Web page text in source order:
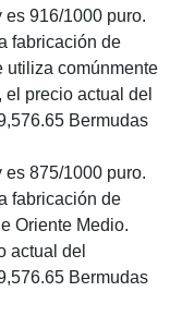
es 916/1000 puro.
fabricación de
utiliza comúnmente
precio actual del
Bermudas
es 875/1000 puro.
fabricación de
Oriente Medio.
actual del
Bermudas